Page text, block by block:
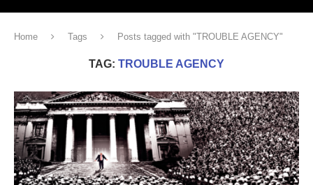
Home Tags Posts tagged with "TROUBLE AGENCY"
TAG: TROUBLE AGENCY